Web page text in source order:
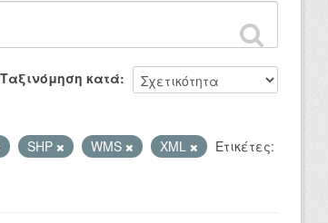
Ταξινόμηση κατά
SHP WMS XML
Ετικέτες: